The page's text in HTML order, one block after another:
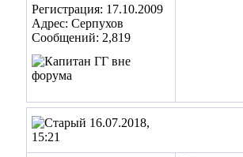
Регистрация: 17.10.2009
Адрес: Серпухов
Сообщений: 2,819
16.07.2018,
15:21